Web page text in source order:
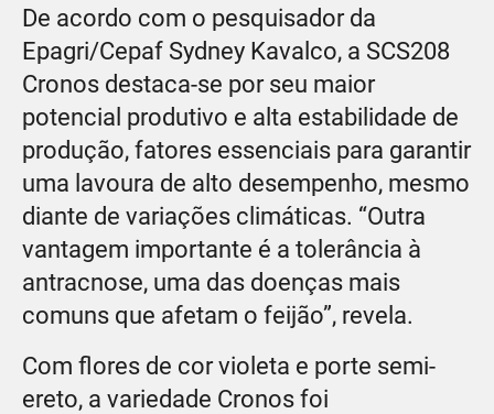
De acordo com o pesquisador da
Epagri/Cepaf Sydney Kavalco, a SCS208
Cronos destaca-se por seu maior
potencial produtivo e alta estabilidade de
produção, fatores essenciais para garantir
uma lavoura de alto desempenho, mesmo
diante de variações climáticas. “Outra
vantagem importante é a tolerância à
antracnose, uma das doenças mais
comuns que afetam o feijão”, revela.
Com flores de cor violeta e porte semi-
ereto, a variedade Cronos foi